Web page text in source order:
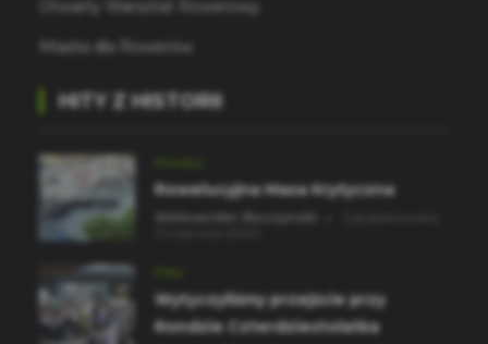
Otwarty Warsztat Rowerowy
Miasta dla Rowerów
HITY Z HISTORII
Rowelucyjna Masa Krytyczna
Wytyczyliśmy przejście przy
Rondzie Czterdziestolatka